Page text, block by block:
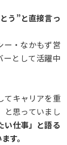
う”と直接言っ
ー・なかもず営
ーとして活躍中
てキャリアを重
と思っていまし
い仕事」と語る
す。